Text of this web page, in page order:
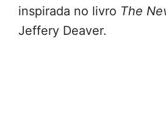
inspirada no livro The
Jeffery Deaver.